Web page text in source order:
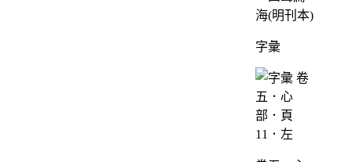
字彙